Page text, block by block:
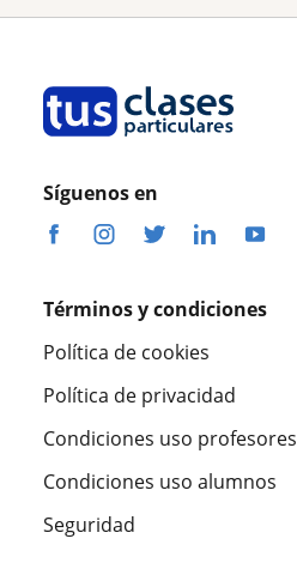
Síguenos en
Términos y condiciones
Política de cookies
Política de privacidad
Condiciones uso profesores
Condiciones uso alumnos
Seguridad